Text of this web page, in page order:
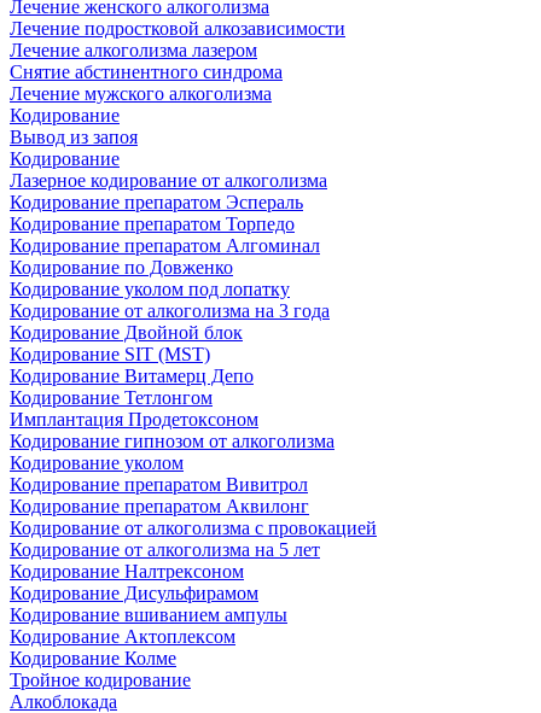
Лечение женского алкоголизма
Лечение подростковой алкозависимости
Лечение алкоголизма лазером
Снятие абстинентного синдрома
Лечение мужского алкоголизма
Кодирование
Вывод из запоя
Кодирование
Лазерное кодирование от алкоголизма
Кодирование препаратом Эспераль
Кодирование препаратом Торпедо
Кодирование препаратом Алгоминал
Кодирование по Довженко
Кодирование уколом под лопатку
Кодирование от алкоголизма на 3 года
Кодирование Двойной блок
Кодирование SIT (MST)
Кодирование Витамерц Депо
Кодирование Тетлонгом
Имплантация Продетоксоном
Кодирование гипнозом от алкоголизма
Кодирование уколом
Кодирование препаратом Вивитрол
Кодирование препаратом Аквилонг
Кодирование от алкоголизма с провокацией
Кодирование от алкоголизма на 5 лет
Кодирование Налтрексоном
Кодирование Дисульфирамом
Кодирование вшиванием ампулы
Кодирование Актоплексом
Кодирование Колме
Тройное кодирование
Алкоблокада